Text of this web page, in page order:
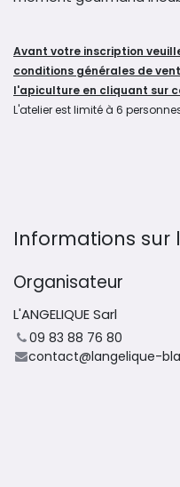
Avant votre inscription
conditions générales de
l'apiculture en cliquant sur
L'atelier est limité à 6
Informations sur
Organisateur
L'ANGELIQUE Sarl
09 83 88 76 80
contact@langelique-